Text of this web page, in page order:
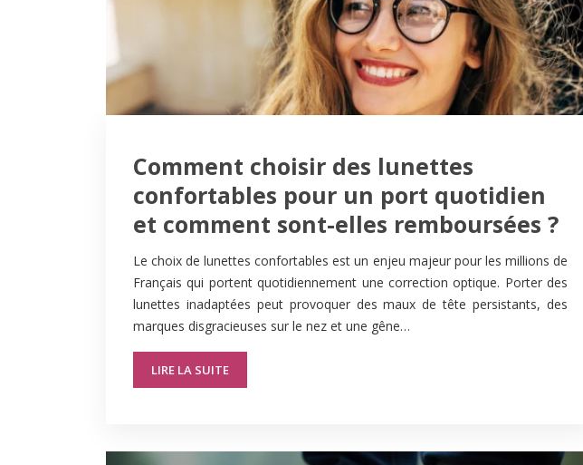
Comment choisir des lunettes
confortables pour un port quotidien
et comment sont-elles remboursées ?
Le choix de lunettes confortables est un enjeu majeur pour les millions de
Français qui portent quotidiennement une correction optique. Porter des
lunettes inadaptées peut provoquer des maux de tête persistants, des
marques disgracieuses sur le nez et une gêne…
LIRE LA SUITE